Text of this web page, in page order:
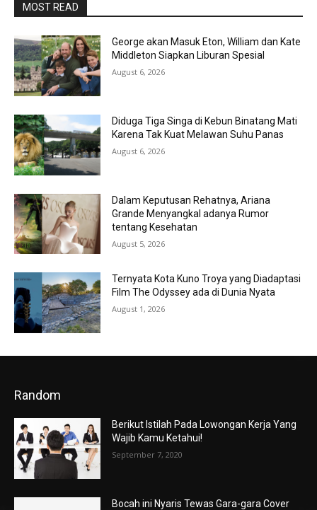
MOST READ
George akan Masuk Eton, William dan Kate
Middleton Siapkan Liburan Spesial
August 6, 2026
Diduga Tiga Singa di Kebun Binatang Mati
Karena Tak Kuat Melawan Suhu Panas
August 6, 2026
Dalam Keputusan Rehatnya, Ariana
Grande Menyangkal adanya Rumor
tentang Kesehatan
August 5, 2026
Ternyata Kota Kuno Troya yang Diadaptasi
Film The Odyssey ada di Dunia Nyata
August 1, 2026
Random
Berikut Istilah Pada Lowongan Kerja Yang
Wajib Kamu Ketahui!
September 7, 2020
Bocah ini Nyaris Tewas Gara-gara Cover